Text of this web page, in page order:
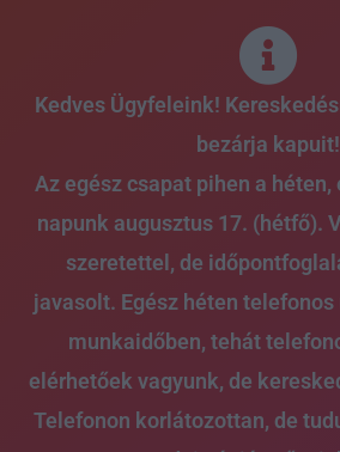
Kedves Ügyfeleink!
bezárja kapuit!
Az egész csapat pihen a
napunk augusztus 17. (hétfő).
szeretettel, de
javasolt. Egész héten
munkaidőben, tehát
elérhetőek vagyunk, de
Telefonon korlátozottan, de